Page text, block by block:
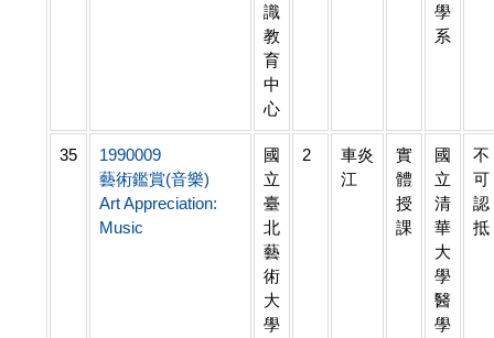
識
教
育
中
心
學
系
35
1990009
藝術鑑賞(音樂)
Art Appreciation:
Music
國
立
臺
北
藝
術
大
學
2
車炎
江
實
體
授
課
國
立
清
華
大
學
醫
學
不
可
認
抵